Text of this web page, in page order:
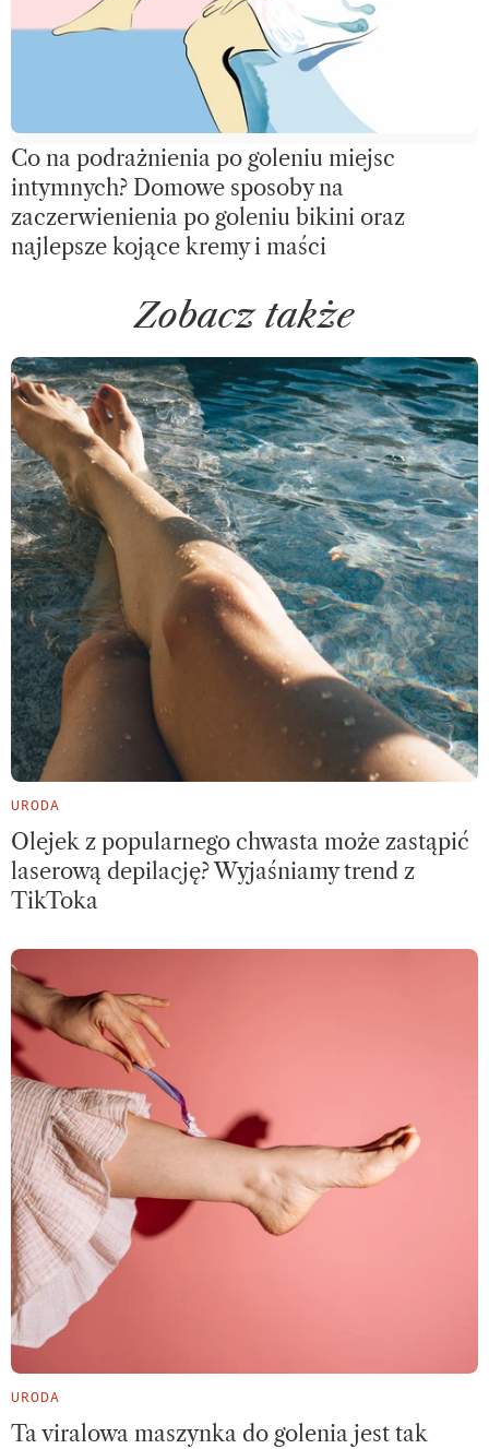
Co na podrażnienia po goleniu miejsc
intymnych? Domowe sposoby na
zaczerwienienia po goleniu bikini oraz
najlepsze kojące kremy i maści
Zobacz także
URODA
Olejek z popularnego chwasta może zastąpić
laserową depilację? Wyjaśniamy trend z
TikToka
URODA
Ta viralowa maszynka do golenia jest tak